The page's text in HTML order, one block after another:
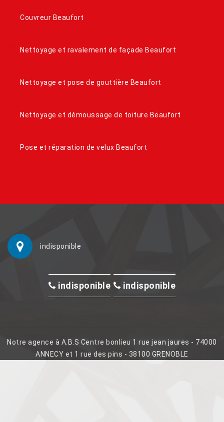
Couvreur Beaufort
Nettoyage et ravalement de façade Beaufort
Nettoyage et pose de gouttière Beaufort
Nettoyage et démoussage de toiture Beaufort
Pose et réparation de velux Beaufort
indisponible
indisponible indisponible
Notre agence à A.B.S Centre bonlieu 1 rue jean jaures - 74000
ANNECY et 1 rue des pins - 38100 GRENOBLE